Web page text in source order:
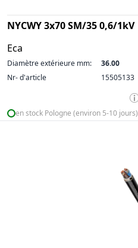
NYCWY 3x70 SM/35 0,6/1kV
Eca
Diamètre extérieure mm:
36.00
Nr- d'article
15505133
en stock Pologne (environ 5-10 jours)